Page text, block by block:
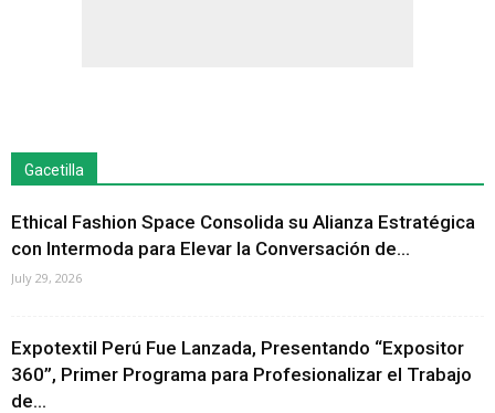
Gacetilla
Ethical Fashion Space Consolida su Alianza Estratégica
con Intermoda para Elevar la Conversación de...
July 29, 2026
Expotextil Perú Fue Lanzada, Presentando “Expositor
360”, Primer Programa para Profesionalizar el Trabajo
de...